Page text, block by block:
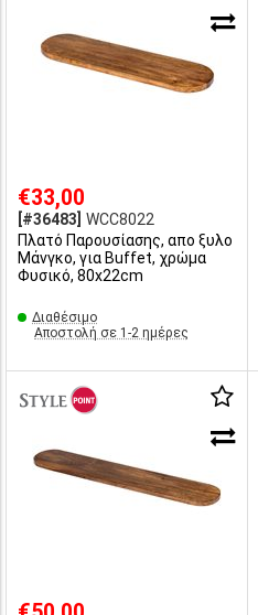
€33,00
[#36483] WCC8022
Πλατό Παρουσίασης, απο ξυλο
Μάνγκο, για Buffet, χρώμα
Φυσικό, 80x22cm
Διαθέσιμο
Αποστολή σε 1-2 ημέρες